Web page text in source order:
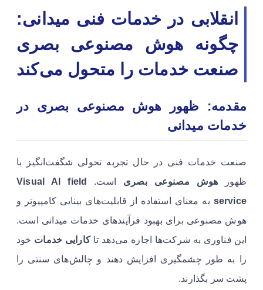
انقلابی در خدمات فنی میدانی:
چگونه هوش مصنوعی بصری
صنعت خدمات را متحول می‌کند
مقدمه: ظهور هوش مصنوعی بصری در
خدمات میدانی
صنعت خدمات فنی در حال تجربه تحولی شگفت‌انگیز با
ظهور هوش مصنوعی بصری است.
Visual AI field
service به معنای استفاده از قابلیت‌های بینایی کامپیوتر و
هوش مصنوعی برای بهبود فرآیندهای خدمات میدانی است.
این فناوری به شرکت‌ها اجازه می‌دهد تاکارایی خدمات خود
را به طور چشمگیری افزایش دهند و چالش‌های سنتی را
پشت سر بگذارند.